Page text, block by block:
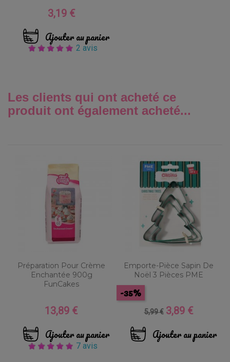
Prix
3,19 €
Ajouter au panier
2 avis
Les clients qui ont acheté ce
produit ont également acheté...
Préparation Pour Crème
Enchantée 900g
FunCakes
Prix
13,89 €
Ajouter au panier
7 avis
Emporte-Pièce Sapin De
Noël 3 Pièces PME
Prix
base
5,99 €
-35%
Prix
3,89 €
Ajouter au panier